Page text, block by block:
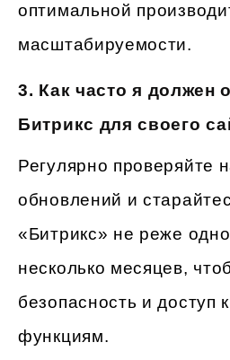
оптимальной
масштабируемости.
3. Как часто я должен
Битрикс для своего
Регулярно проверяйте
обновлений и
«Битрикс» не реже
несколько месяцев,
безопасность и доступ
функциям.